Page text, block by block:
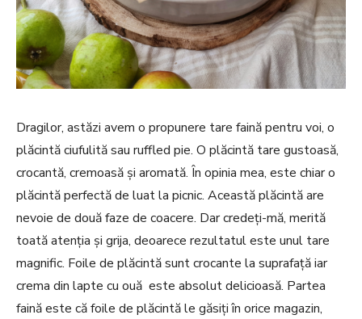
Dragilor, astăzi avem o propunere tare faină pentru voi, o
plăcintă ciufulită sau ruffled pie. O plăcintă tare gustoasă,
crocantă, cremoasă și aromată. În opinia mea, este chiar o
plăcintă perfectă de luat la picnic. Această plăcintă are
nevoie de două faze de coacere. Dar credeți-mă, merită
toată atenția și grija, deoarece rezultatul este unul tare
magnific. Foile de plăcintă sunt crocante la suprafață iar
crema din lapte cu ouă este absolut delicioasă. Partea
faină este că foile de plăcintă le găsiți în orice magazin,